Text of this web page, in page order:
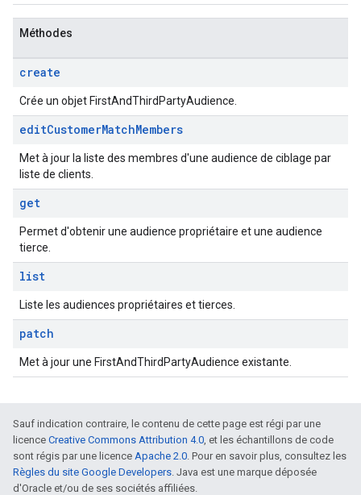
Méthodes
create
Crée un objet FirstAndThirdPartyAudience.
editCustomerMatchMembers
Met à jour la liste des membres d'une audience de ciblage par
liste de clients.
get
Permet d'obtenir une audience propriétaire et une audience
tierce.
list
Liste les audiences propriétaires et tierces.
patch
Met à jour une FirstAndThirdPartyAudience existante.
Sauf indication contraire, le contenu de cette page est régi par une
licence Creative Commons Attribution 4.0, et les échantillons de code
sont régis par une licence Apache 2.0. Pour en savoir plus, consultez les
Règles du site Google Developers. Java est une marque déposée
d'Oracle et/ou de ses sociétés affiliées.